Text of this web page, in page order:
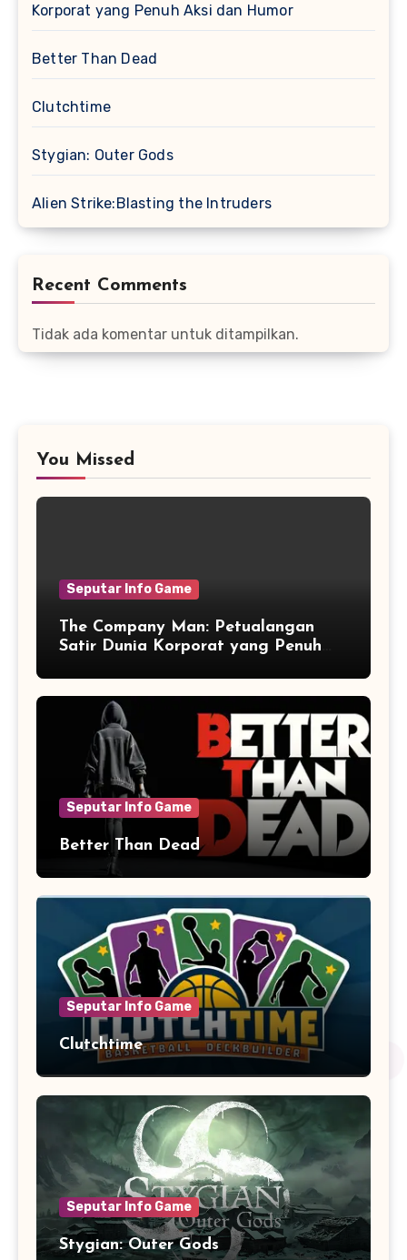
Korporat yang Penuh Aksi dan Humor
Better Than Dead
Clutchtime
Stygian: Outer Gods
Alien Strike:Blasting the Intruders
Recent Comments
Tidak ada komentar untuk ditampilkan.
You Missed
Seputar Info Game
The Company Man: Petualangan
Satir Dunia Korporat yang Penuh
Seputar Info Game
Better Than Dead
Seputar Info Game
Clutchtime
Seputar Info Game
Stygian: Outer Gods